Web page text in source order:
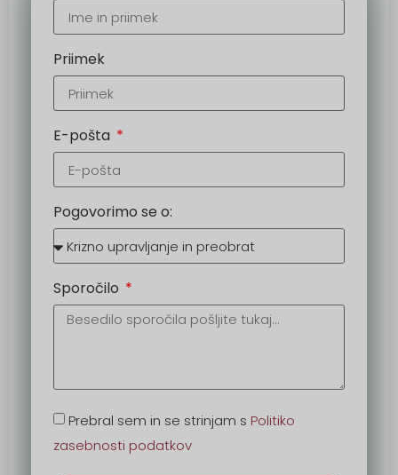
Priimek
E-pošta
Pogovorimo se o:
Sporočilo
Prebral sem in se strinjam s Politiko
zasebnosti podatkov